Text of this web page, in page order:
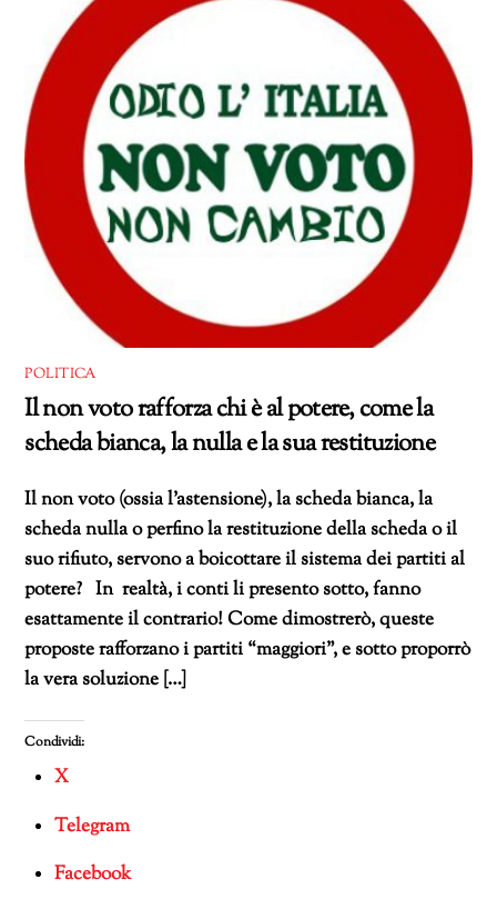
POLITICA
Il non voto rafforza chi è al potere, come la
scheda bianca, la nulla e la sua restituzione
Il non voto (ossia l’astensione), la scheda bianca, la
scheda nulla o perfino la restituzione della scheda o il
suo rifiuto, servono a boicottare il sistema dei partiti al
potere? In realtà, i conti li presento sotto, fanno
esattamente il contrario! Come dimostrerò, queste
proposte rafforzano i partiti “maggiori”, e sotto proporrò
la vera soluzione […]
Condividi:
X
Telegram
Facebook